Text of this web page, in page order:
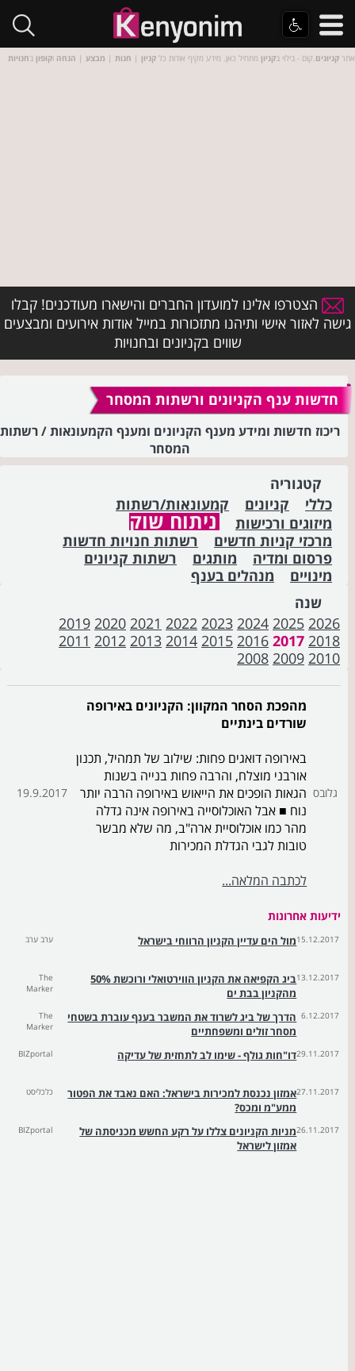
אתר קניונים.קום - בילוי בקניון מתחיל כאן. מידע מקיף אודות כל קניון | חנות | מבצע | הנחה וקופון בחנויות
הצטרפו אלינו למועדון החברים והישארו מעודכנים! קבלו
גישה לאזור אישי ותיהנו מתזכורות במייל אודות אירועים ומבצעים
שווים בקניונים ובחנויות
חדשות ענף הקניונים ורשתות המסחר
ריכוז חדשות ומידע מענף הקניונים ומענף הקמעונאות / רשתות
המסחר
קטגוריה
כללי
קניונים
קמעונאות/רשתות
מיזוגים ורכישות
ניתוח שוק
מרכזי קניות חדשים
רשתות חנויות חדשות
פרסום ומדיה
מותגים
רשתות קניונים
מינויים
מנהלים בענף
שנה
2026
2025
2024
2023
2022
2021
2020
2019
2018
2017
2016
2015
2014
2013
2012
2011
2010
2009
2008
גלובס
מהפכת הסחר המקוון: הקניונים באירופה
שורדים בינתיים
באירופה דואגים פחות: שילוב של תמהיל, תכנון
אורבני מוצלח, והרבה פחות בנייה בשנות
הגאות הופכים את הייאוש באירופה הרבה יותר
נוח ■ אבל האוכלוסייה באירופה אינה גדלה
מהר כמו אוכלוסיית ארה"ב, מה שלא מבשר
טובות לגבי הגדלת המכירות
לכתבה המלאה...
19.9.2017
ידיעות אחרונות
15.12.2017מול הים עדיין הקניון הרווחי בישראל ערב ערב
13.12.2017
ביג הקפיאה את הקניון הווירטואלי ורוכשת 50%
מהקניון בבת ים
The
Marker
6.12.2017 הדרך של ביג לשרוד את המשבר בענף עוברת בשטחי
מסחר זולים ומשפחתיים
The
Marker
29.11.2017דו"חות גולף - שימו לב לתחזית של עדיקה BIZportal
27.11.2017אמזון נכנסת למכירות בישראל: האם נאבד את הפטור
ממע"מ ומכס?
כלכליסט
26.11.2017מניות הקניונים צללו על רקע החשש מכניסתה של
אמזון לישראל
BIZportal